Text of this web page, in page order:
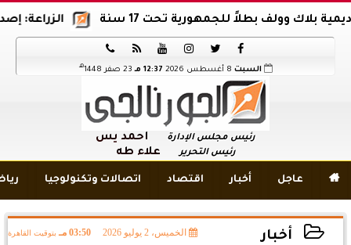
الزراعة: إصدار 12 ألف موافقة وتصريح بالمبيدات خلال 6 شهور وولف بطلاً للجمهورية تحت 17 سنة






السبت 12:37 مـ 23 صفر 1448 هـ
رئيس مجلس الإدارة أحمد يس
رئيس التحرير علاء طه
 عاجل أخبار اقتصاد اتصالات وتكنولوجيا
أخبار الخميس، 2 يوليو 2026 03:50 مـ بتوقيت القاهرة